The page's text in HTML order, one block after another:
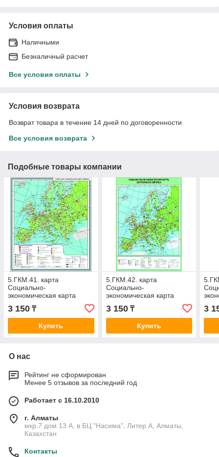
Условия оплаты
Наличными
Безналичный расчет
Все условия оплаты
Условия возврата
Возврат товара в течение 14 дней по договоренности
Все условия возврата
Подобные товары компании
5.ГКМ.41. карта
Социально-
экономическая карта
Европы, 100х70 см
3 150 ₸
Купить
5.ГКМ.42. карта
Социально-
экономическая карта
Зарубежной Европы,
100х70 см
3 150₸
Купить
3
О нас
Рейтинг не сформирован
Менее 5 отзывов за последний год
Работает с 16.10.2010
г. Алматы
мкр.7 дом 13 А, в БЦ "Насима", Литер А, Алматы,
Казахстан
Контакты